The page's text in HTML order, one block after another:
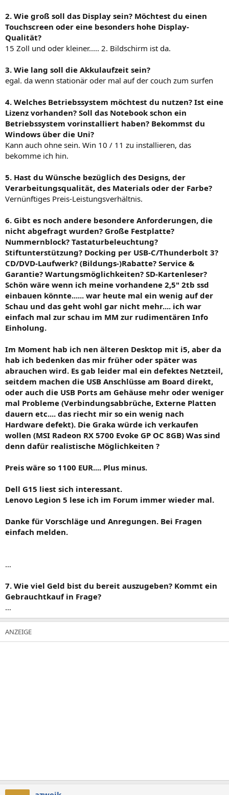
2. Wie groß soll das Display sein? Möchtest du einen
Touchscreen oder eine besonders hohe Display-
Qualität?
15 Zoll und oder kleiner..... 2. Bildschirm ist da.
3. Wie lang soll die Akkulaufzeit sein?
egal. da wenn stationär oder mal auf der couch zum surfen
4. Welches Betriebssystem möchtest du nutzen? Ist eine
Lizenz vorhanden? Soll das Notebook schon ein
Betriebssystem vorinstalliert haben? Bekommst du
Windows über die Uni?
Kann auch ohne sein. Win 10 / 11 zu installieren, das
bekomme ich hin.
5. Hast du Wünsche bezüglich des Designs, der
Verarbeitungsqualität, des Materials oder der Farbe?
Vernünftiges Preis-Leistungsverhältnis.
6. Gibt es noch andere besondere Anforderungen, die
nicht abgefragt wurden? Große Festplatte?
Nummernblock? Tastaturbeleuchtung?
Stiftunterstützung? Docking per USB-C/Thunderbolt 3?
CD/DVD-Laufwerk? (Bildungs-)Rabatte? Service &
Garantie? Wartungsmöglichkeiten? SD-Kartenleser?
Schön wäre wenn ich meine vorhandene 2,5" 2tb ssd
einbauen könnte...... war heute mal ein wenig auf der
Schau und das geht wohl gar nicht mehr.... ich war
einfach mal zur schau im MM zur rudimentären Info
Einholung.
Im Moment hab ich nen älteren Desktop mit i5, aber da
hab ich bedenken das mir früher oder später was
abrauchen wird. Es gab leider mal ein defektes Netzteil,
seitdem machen die USB Anschlüsse am Board direkt,
oder auch die USB Ports am Gehäuse mehr oder weniger
mal Probleme (Verbindungsabbrüche, Externe Platten
dauern etc.... das riecht mir so ein wenig nach
Hardware defekt). Die Graka würde ich verkaufen
wollen (MSI Radeon RX 5700 Evoke GP OC 8GB) Was sind
denn dafür realistische Möglichkeiten ?
Preis wäre so 1100 EUR.... Plus minus.
Dell G15 liest sich interessant.
Lenovo Legion 5 lese ich im Forum immer wieder mal.
Danke für Vorschläge und Anregungen. Bei Fragen
einfach melden.
…
7. Wie viel Geld bist du bereit auszugeben? Kommt ein
Gebrauchtkauf in Frage?
…